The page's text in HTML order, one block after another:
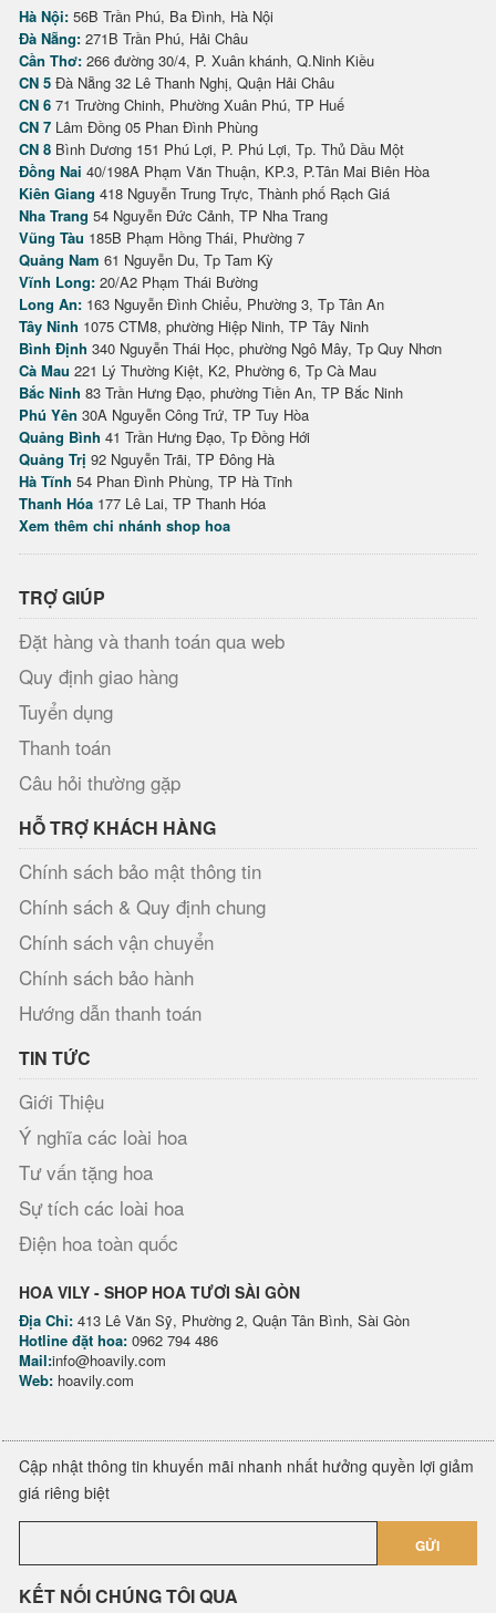
Hà Nội: 56B Trần Phú, Ba Đình, Hà Nội
Đà Nẵng: 271B Trần Phú, Hải Châu
Cần Thơ: 266 đường 30/4, P. Xuân khánh, Q.Ninh Kiều
CN 5 Đà Nẵng 32 Lê Thanh Nghị, Quận Hải Châu
CN 6 71 Trường Chinh, Phường Xuân Phú, TP Huế
CN 7 Lâm Đồng 05 Phan Đình Phùng
CN 8 Bình Dương 151 Phú Lợi, P. Phú Lợi, Tp. Thủ Dầu Một
Đồng Nai 40/198A Phạm Văn Thuận, KP.3, P.Tân Mai Biên Hòa
Kiên Giang 418 Nguyễn Trung Trực, Thành phố Rạch Giá
Nha Trang 54 Nguyễn Đức Cảnh, TP Nha Trang
Vũng Tàu 185B Phạm Hồng Thái, Phường 7
Quảng Nam 61 Nguyễn Du, Tp Tam Kỳ
Vĩnh Long: 20/A2 Phạm Thái Bường
Long An: 163 Nguyễn Đình Chiểu, Phường 3, Tp Tân An
Tây Ninh 1075 CTM8, phường Hiệp Ninh, TP Tây Ninh
Bình Định 340 Nguyễn Thái Học, phường Ngô Mây, Tp Quy Nhơn
Cà Mau 221 Lý Thường Kiệt, K2, Phường 6, Tp Cà Mau
Bắc Ninh 83 Trần Hưng Đạo, phường Tiền An, TP Bắc Ninh
Phú Yên 30A Nguyễn Công Trứ, TP Tuy Hòa
Quảng Bình 41 Trần Hưng Đạo, Tp Đồng Hới
Quảng Trị 92 Nguyễn Trãi, TP Đông Hà
Hà Tĩnh 54 Phan Đình Phùng, TP Hà Tĩnh
Thanh Hóa 177 Lê Lai, TP Thanh Hóa
Xem thêm chi nhánh shop hoa
TRỢ GIÚP
Đặt hàng và thanh toán qua web
Quy định giao hàng
Tuyển dụng
Thanh toán
Câu hỏi thường gặp
HỖ TRỢ KHÁCH HÀNG
Chính sách bảo mật thông tin
Chính sách & Quy định chung
Chính sách vận chuyển
Chính sách bảo hành
Hướng dẫn thanh toán
TIN TỨC
Giới Thiệu
Ý nghĩa các loài hoa
Tư vấn tặng hoa
Sự tích các loài hoa
Điện hoa toàn quốc
HOA VILY - SHOP HOA TƯƠI SÀI GÒN
Địa Chỉ: 413 Lê Văn Sỹ, Phường 2, Quận Tân Bình, Sài Gòn
Hotline đặt hoa: 0962 794 486
Mail:info@hoavily.com
Web: hoavily.com
Cập nhật thông tin khuyến mãi nhanh nhất hưởng quyền lợi giảm
giá riêng biệt
GỬI
KẾT NỐI CHÚNG TÔI QUA